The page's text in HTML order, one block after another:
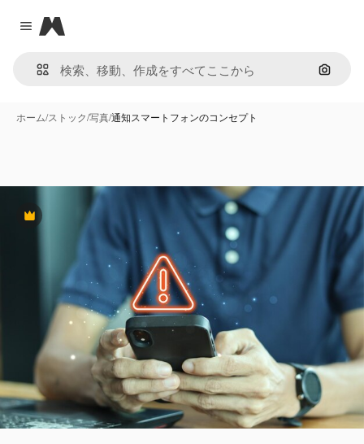
Close menu
Magnific
画像で
ホーム/ストック/写真/通知スマートフォンのコンセプト
Premium